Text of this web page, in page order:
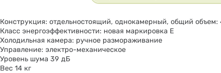
Конструкция: отдельностоящий, однокамерный, общий объем:
Класс энергоэффективности: новая маркировка E
Холодильная камера: ручное размораживание
Управление: электро-механическое
Уровень шума 39 дБ
Вес 14 кг